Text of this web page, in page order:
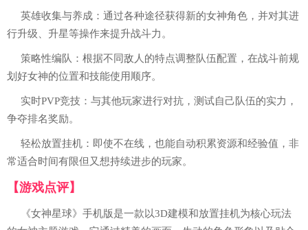
英雄收集与养成：通过各种途径获得新的女神角色，并对其进
行升级、升星等操作来提升战斗力。
策略性编队：根据不同敌人的特点调整队伍配置，在战斗前规
划好女神的位置和技能使用顺序。
实时PVP竞技：与其他玩家进行对抗，测试自己队伍的实力，
争夺排名奖励。
轻松放置挂机：即使不在线，也能自动积累资源和经验值，非
常适合时间有限但又想持续进步的玩家。
【游戏点评】
《女神星球》手机版是一款以3D建模和放置挂机为核心玩法